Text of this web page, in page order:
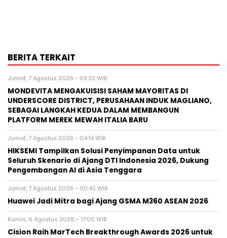
BERITA TERKAIT
Jumat, 7 Agustus 2026 - 09:32 WIB
MONDEVITA MENGAKUISISI SAHAM MAYORITAS DI
UNDERSCORE DISTRICT, PERUSAHAAN INDUK MAGLIANO,
SEBAGAI LANGKAH KEDUA DALAM MEMBANGUN
PLATFORM MEREK MEWAH ITALIA BARU
Jumat, 7 Agustus 2026 - 04:14 WIB
HIKSEMI Tampilkan Solusi Penyimpanan Data untuk
Seluruh Skenario di Ajang DTI Indonesia 2026, Dukung
Pengembangan AI di Asia Tenggara
Jumat, 7 Agustus 2026 - 00:42 WIB
Huawei Jadi Mitra bagi Ajang GSMA M360 ASEAN 2026
Kamis, 6 Agustus 2026 - 17:00 WIB
Cision Raih MarTech Breakthrough Awards 2026 untuk